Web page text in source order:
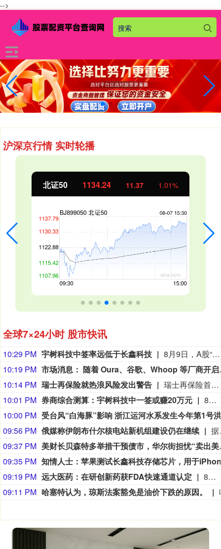
-->
沪深京行情 实时轮播
北证50 1134.24 11.37 1.01%
全球7×24小时 股市快讯
10:29 PM 宇树科技中签率远低于长鑫科技
8月9日，A股“人形机器人第一股”宇树科技8月10日将在科创板正式开启申购。考虑到宇树科技本次发行流通盘规模较小，又叠加“第一股”的题材光环，多家券商综合测算显示，其预计中签率在万分之二至万分之三之间，远低于长鑫科技0.47%的中签率水平。数据显示，2026年以来A股新股上市首日平均涨幅高达276.04%，若以此测算，中一签宇树科技账面盈利有望突破20万元；若对标年内科创板新股首日466.61%的平均涨幅，单签盈利可达35.18万元。 (21财经)
10:19 PM
市场消息： 随着 Oura、谷歌、
10:14 PM 瑞士再保险就热浪风险发出警告
瑞士再保险首席执行官贝格尔（Andreas Berger）在接受瑞士《周日新苏黎世报》（NZZ am Sonntag）采访时表示：”热浪及其相关死亡人数的风险被低估了。”他补充说：”我们需要提高对由此产生的危险的认识。”贝格尔是在瑞士再保险公布2026年上半年净利润增长9%之后发表上述言论的，他表示现在断言超额死亡率将如何影响这家总部位于苏黎世的公司的财务数据还为时过早。
10:01 PM 券商综合测算：宇树科技中一签或赚20万元
8月10日，A股“人形机器人第一股”宇树科技（688836.SH）将在科创板正式开启申购。考虑到宇树科技本次发行流通盘规模较小，又叠加“第一股”的题材光环，多家券商综合测算显示，其预计中签率在万分之二至万分之三之间，远低于长鑫科技0.47%的中签率水平。数据显示，2026年以来A股新股上市首日平均涨幅高达276.04%，若以此测算，中一签宇树科技账面盈利有望突破20万元；若对标年内科创板新股首日466.61%的平均涨幅，单签盈利可达35.18万元。（21世纪经济报道）
10:00 PM
09:56 PM 俄媒称伊朗布什尔核电站新机组建设仍在继续
据俄罗斯媒体9日报道，俄罗斯国家原子能公司首席执行官利哈乔夫说
09:37 PM
美财长
09:35 PM
09:19 PM 远大医药：在研创新药获FDA快速通道认定
8月9日，远大医药（00512.HK）披露公告，公司FAP靶点创新核药GPN01530-2获得美国FDA授予快速通道资格（FTD）。GPN01530-2目前已获FDA批准开展用于诊断实体瘤的I/II期临床研究，此次获快速通道资格认定，有望加快GPN01530-2未来开发及上市进程。
09:11 PM 哈塞特认为，琼斯法案豁免是油价下跌的原因。